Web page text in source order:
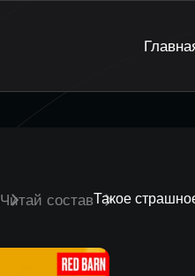
Читай составТакое